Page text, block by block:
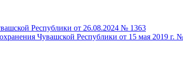
Республики от 26.08.2024 № 1363
Чувашской Республики от 15 мая 2019 г.